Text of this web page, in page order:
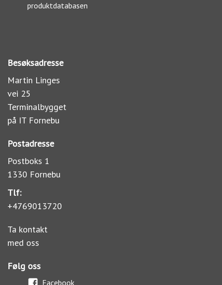
produktdatabasen
Besøksadresse
Martin Linges
vei 25
Terminalbygget
på IT Fornebu
Postadresse
Postboks 1
1330 Fornebu
Tlf:
+4769013720
Ta kontakt
med oss
Følg oss
Facebook